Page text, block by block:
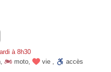
à 8h30
, moto, vie ,
accès